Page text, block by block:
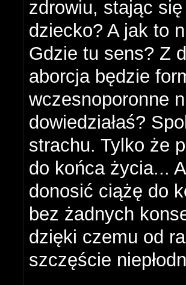
zdrowiu, stając
dziecko? A jak to
Gdzie tu sens? Z
aborcja będzie
wczesnoporonne
dowiedziałaś?
strachu. Tylko że
do końca życia...
donosić ciążę do
bez żadnych
dzięki czemu od
szczęście